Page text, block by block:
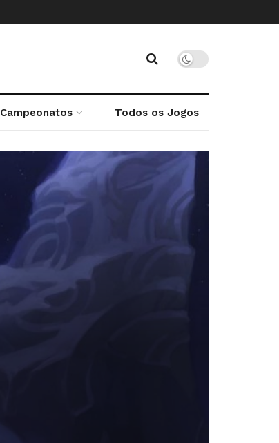
Campeonatos Todos os Jogos